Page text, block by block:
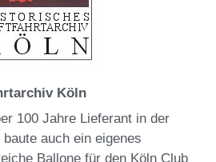
Köln
100 Jahre Lieferant in der
auch ein eigenes
Ballone für den Köln Club